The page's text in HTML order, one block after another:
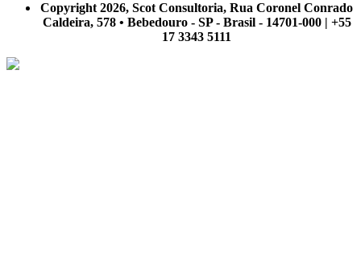
Copyright 2026, Scot Consultoria, Rua Coronel Conrado
Caldeira, 578 • Bebedouro - SP - Brasil - 14701-000 | +55
17 3343 5111